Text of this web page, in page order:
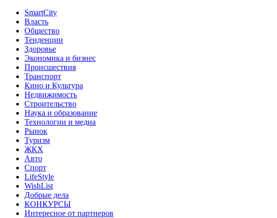
SmartCity
Власть
Общество
Тенденции
Здоровье
Экономика и бизнес
Происшествия
Транспорт
Кино и Культура
Недвижимость
Строительство
Наука и образование
Технологии и медиа
Рынок
Туризм
ЖКХ
Авто
Спорт
LifeStyle
WishList
Добрые дела
КОНКУРСЫ
Интересное от партнеров